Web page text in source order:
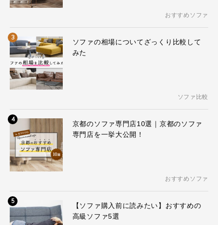
おすすめソファ
3
ソファの相場についてざっくり比較して
みた
ソファ比較
4
京都のソファ専門店10選｜京都のソファ
専門店を一挙大公開！
おすすめソファ
5
【ソファ購入前に読みたい】おすすめの
高級ソファ5選